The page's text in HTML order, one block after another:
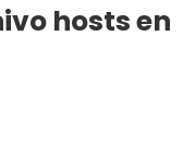
hosts en